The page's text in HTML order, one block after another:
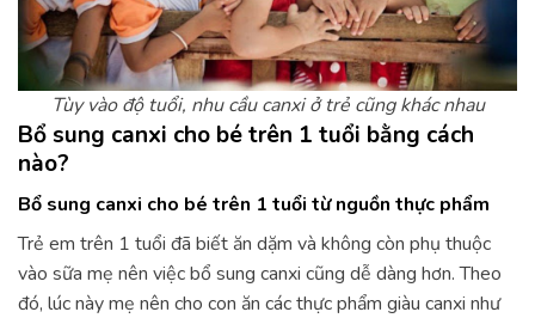
Tùy vào độ tuổi, nhu cầu canxi ở trẻ cũng khác nhau
Bổ sung canxi cho bé trên 1 tuổi bằng cách
nào?
Bổ sung canxi cho bé trên 1 tuổi từ nguồn thực phẩm
Trẻ em trên 1 tuổi đã biết ăn dặm và không còn phụ thuộc
vào sữa mẹ nên việc bổ sung canxi cũng dễ dàng hơn. Theo
đó, lúc này mẹ nên cho con ăn các thực phẩm giàu canxi như